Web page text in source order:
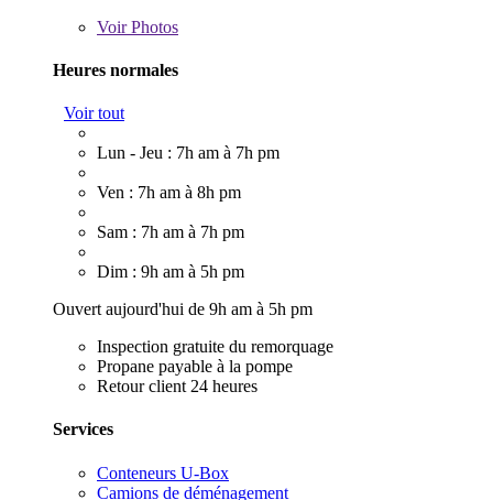
VoirPhotos
Heures normales
Voir tout
Lun - Jeu : 7h am à 7h pm
Ven : 7h am à 8h pm
Sam : 7h am à 7h pm
Dim : 9h am à 5h pm
Ouvert aujourd'hui de 9h am à 5h pm
Inspection gratuite du remorquage
Propane payable à la pompe
Retour client 24 heures
Services
Conteneurs U-Box
Camions de déménagement